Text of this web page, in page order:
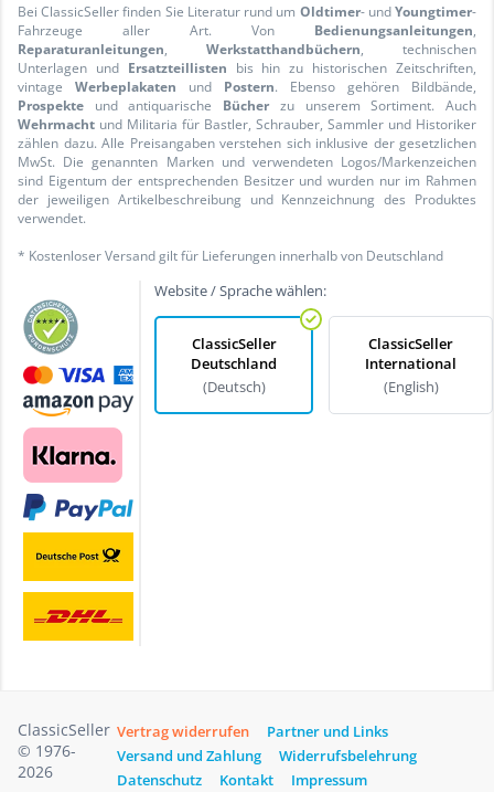
Bei ClassicSeller finden Sie Literatur rund um Oldtimer- undYoungtimer-
Fahrzeuge aller Art. Von Bedienungsanleitungen,
Reparaturanleitungen, Werkstatthandbüchern, technischen
Unterlagen und Ersatzteillisten bis hin zu historischen Zeitschriften,
vintage Werbeplakaten und Postern. Ebenso gehören Bildbände,
Prospekte und antiquarische Bücher zu unserem Sortiment. Auch
Wehrmacht und Militaria für Bastler, Schrauber, Sammler und Historiker
zählen dazu. Alle Preisangaben verstehen sich inklusive der gesetzlichen
MwSt. Die genannten Marken und verwendeten Logos/Markenzeichen
sind Eigentum der entsprechenden Besitzer und wurden nur im Rahmen
der jeweiligen Artikelbeschreibung und Kennzeichnung des Produktes
verwendet.
* Kostenloser Versand gilt für Lieferungen innerhalb von Deutschland
Website / Sprache wählen:
ClassicSeller
Deutschland
(Deutsch)
ClassicSeller
International
(English)
ClassicSeller
© 1976-
2026
Vertrag widerrufen
Partner und Links
Versand und Zahlung
Widerrufsbelehrung
Datenschutz
Kontakt Impressum